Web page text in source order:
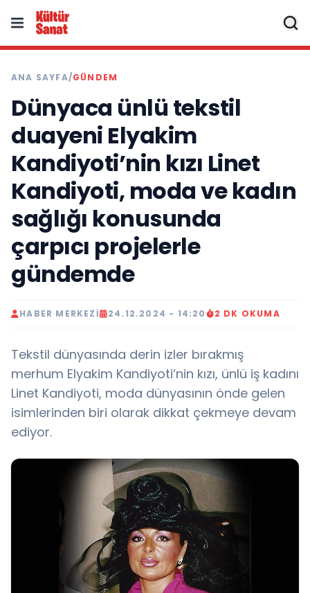
ANA SAYFA/GÜNDEM
Dünyaca ünlü tekstil
duayeni Elyakim
Kandiyoti’nin kızı Linet
Kandiyoti, moda ve kadın
sağlığı konusunda
çarpıcı projelerle
gündemde
HABER MERKEZI 24.12.2024 - 14:20 2 DK OKUMA
Tekstil dünyasında derin izler bırakmış
merhum Elyakim Kandiyoti’nin kızı, ünlü iş kadını
Linet Kandiyoti, moda dünyasının önde gelen
isimlerinden biri olarak dikkat çekmeye devam
ediyor.